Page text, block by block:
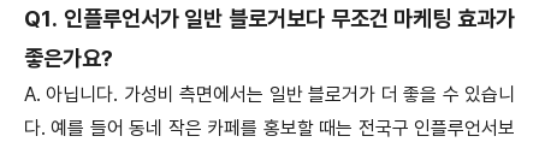
Q1. 인플루언서가 일반 블로거보다 무조건 마케팅 효과가
좋은가요?
A. 아닙니다. 가성비 측면에서는 일반 블로거가 더 좋을 수 있습니
다. 예를 들어 동네 작은 카페를 홍보할 때는 전국구 인플루언서보